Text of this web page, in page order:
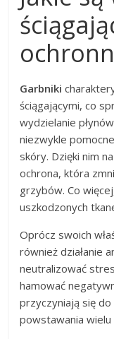
Garbniki
ściągającymi, co
wydzielanie
niezwykle
skóry. Dzięki nim
ochrona, która
grzybów. Co
uszkodzonych
Oprócz swoich
również działanie
neutralizować
hamować
przyczyniają się
powstawania wielu